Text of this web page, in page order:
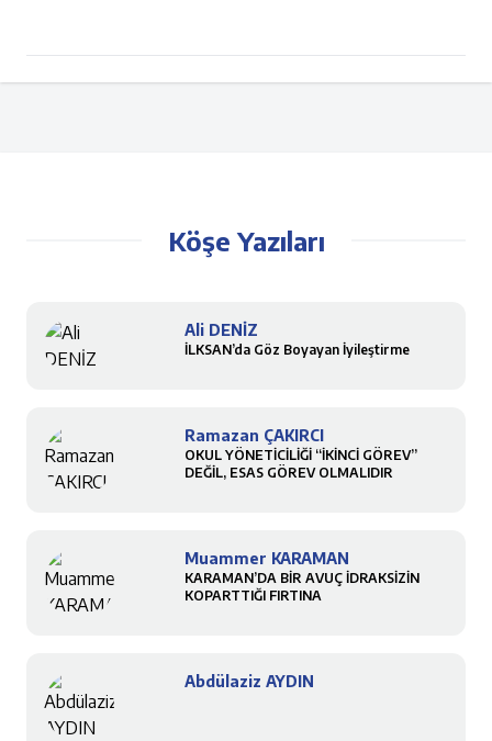
Köşe Yazıları
Ali DENİZ
İLKSAN’da Göz Boyayan İyileştirme
Ramazan ÇAKIRCI
OKUL YÖNETİCİLİĞİ “İKİNCİ GÖREV”
DEĞİL, ESAS GÖREV OLMALIDIR
Muammer KARAMAN
KARAMAN’DA BİR AVUÇ İDRAKSİZİN
KOPARTTIĞI FIRTINA
Abdülaziz AYDIN